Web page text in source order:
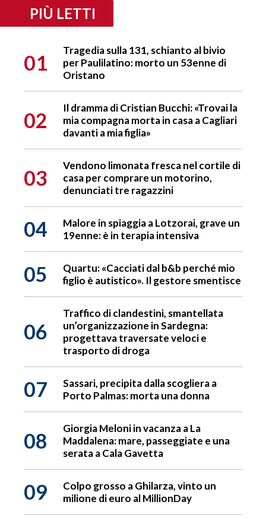
PIÙ LETTI
01
Tragedia sulla 131, schianto al bivio
per Paulilatino: morto un 53enne di
Oristano
02
Il dramma di Cristian Bucchi: «Trovai la
mia compagna morta in casa a Cagliari
davanti a mia figlia»
03
Vendono limonata fresca nel cortile di
casa per comprare un motorino,
denunciati tre ragazzini
04
Malore in spiaggia a Lotzorai, grave un
19enne: è in terapia intensiva
05
Quartu: «Cacciati dal b&b perché mio
figlio è autistico». Il gestore smentisce
06
Traffico di clandestini, smantellata
un’organizzazione in Sardegna:
progettava traversate veloci e
trasporto di droga
07
Sassari, precipita dalla scogliera a
Porto Palmas: morta una donna
08
Giorgia Meloni in vacanza a La
Maddalena: mare, passeggiate e una
serata a Cala Gavetta
09
Colpo grosso a Ghilarza, vinto un
milione di euro al MillionDay